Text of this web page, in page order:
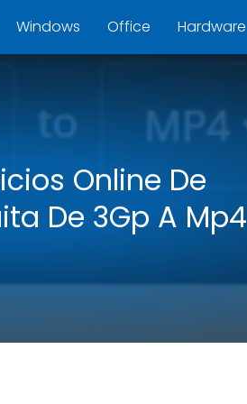
Windows Office Hardware
Online De
De 3Gp A Mp4